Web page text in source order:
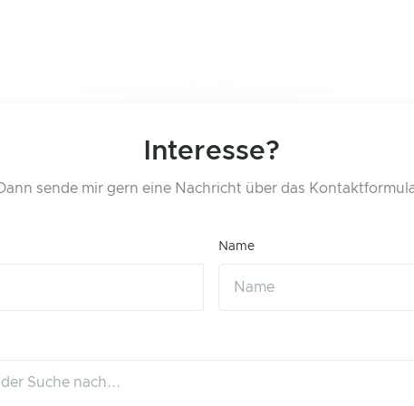
Interesse?
Dann sende mir gern eine Nachricht über das
Name